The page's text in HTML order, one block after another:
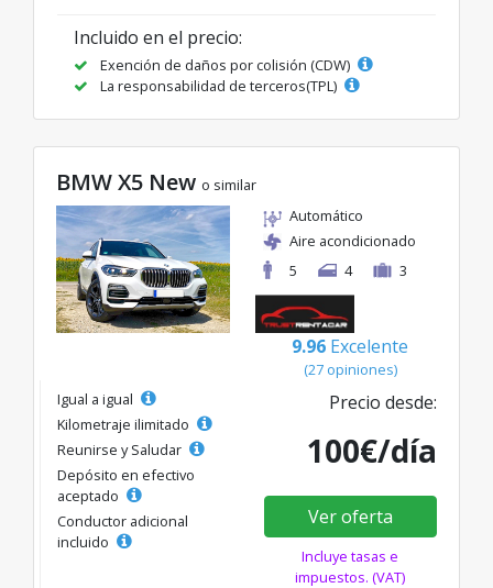
Incluido en el precio:
Exención de daños por colisión (CDW)
La responsabilidad de terceros(TPL)
BMW X5 New o similar
Automático
Aire acondicionado
5
4 3
9.96 Excelente
(27 opiniones)
Igual a igual
Kilometraje ilimitado
Reunirse y Saludar
Depósito en efectivo
aceptado
Conductor adicional
incluido
Precio desde:
100€/día
Ver oferta
Incluye tasas e
impuestos. (VAT)